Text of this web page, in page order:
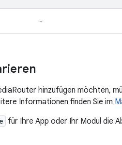
-
hinzufügen möchten,
Informationen finden Sie im
für Ihre App oder Ihr Modul die